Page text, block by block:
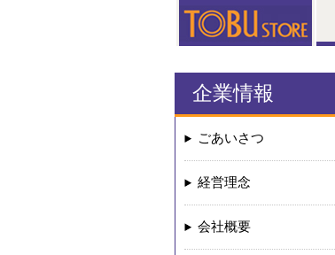
企業情報
ごあいさつ
経営理念
会社概要